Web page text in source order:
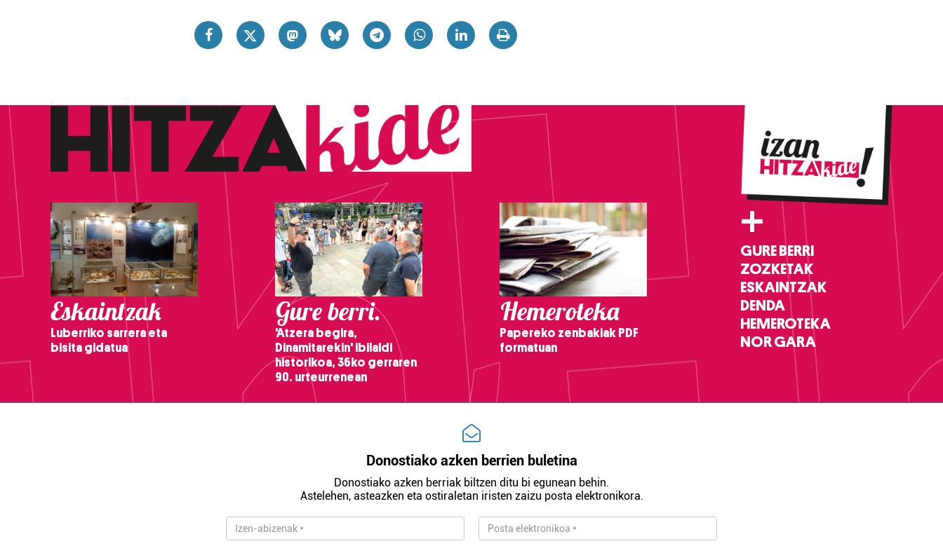
Eskaintzak
Luberriko sarrera eta
bisita gidatua
Gure berri.
'Atzera begira,
Dinamitarekin' ibilaldi
historikoa, 36ko gerraren
90. urteurrenean
Hemeroteka
Papereko zenbakiak PDF
formatuan
+
GURE BERRI
ZOZKETAK
ESKAINTZAK
DENDA
HEMEROTEKA
NOR GARA
Donostiako azken berrien buletina
Donostiako azken berriak biltzen ditu bi egunean behin.
Astelehen, asteazken eta ostiraletan iristen zaizu posta elektronikora.